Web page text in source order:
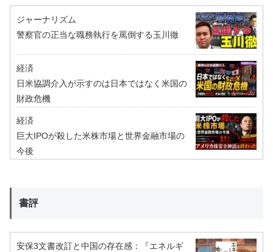
ジャーナリズム
警察官の正当な職務執行を罵倒する玉川徹
経済
日米協調介入が示すのは日本ではなく米国の
財政危機
経済
巨大IPOが殺した米株市場と世界金融市場の
今後
書評
安保3文書改訂と中国の存在感：『エネルギ